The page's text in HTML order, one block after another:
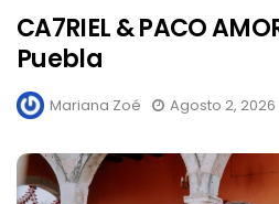
CA7RIEL & PACO
Puebla
Mariana Zoé Agosto 2, 2026